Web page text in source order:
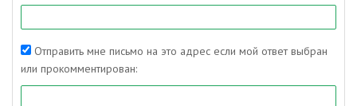
Отправить мне письмо на это адрес если мой ответ выбран
или прокомментирован: